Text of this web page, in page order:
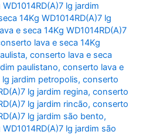
lg jardim
14Kg WD1014RD(A)7 lg
e seca 14Kg WD1014RD(A)7
lava e seca 14Kg
,conserto lava e seca
paulistano,conserto lava e
lg jardim petropolis,conserto
lg jardim regina,conserto
lg jardim rincão,conserto
lg jardim são bento,
lg jardim são